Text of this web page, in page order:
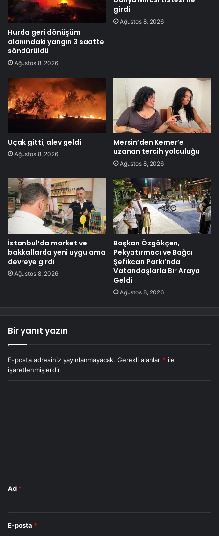
Hurda geri dönüşüm
alanındaki yangın 3 saatte
söndürüldü
Ağustos 8, 2026
girdi
Ağustos 8, 2026
Uçak gitti, alev geldi
Ağustos 8, 2026
Mersin’den Kemer’e
uzanan tercih yolculuğu
Ağustos 8, 2026
İstanbul’da market ve
bakkallarda yeni uygulama
devreye girdi
Ağustos 8, 2026
Başkan Özgökçen,
Pekyatırmacı ve Bağcı
Şefikcan Parkı’nda
Vatandaşlarla Bir Araya
Geldi
Ağustos 8, 2026
Bir yanıt yazın
E-posta adresiniz yayınlanmayacak. Gerekli alanlar * ile
işaretlenmişlerdir
Ad *
E-posta *